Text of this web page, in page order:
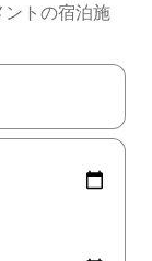
トの宿泊施
使って移動するか